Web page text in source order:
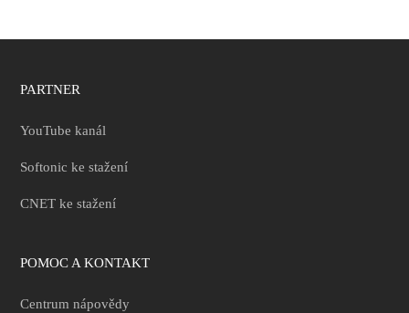
PARTNER
YouTube kanál
Softonic ke stažení
CNET ke stažení
POMOC A KONTAKT
Centrum nápovědy